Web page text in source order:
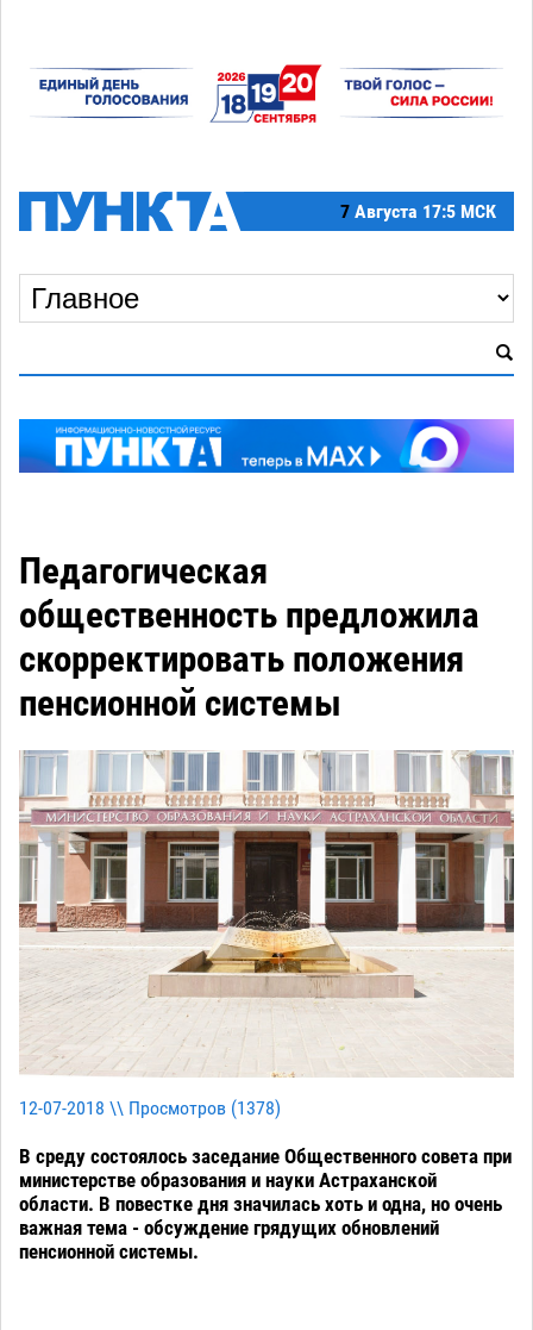
7 Августа 17:5 МСК
Педагогическая
общественность предложила
скорректировать положения
пенсионной системы
12-07-2018 \\ Просмотров (1378)
В среду состоялось заседание Общественного совета при
министерстве образования и науки Астраханской
области. В повестке дня значилась хоть и одна, но очень
важная тема - обсуждение грядущих обновлений
пенсионной системы.